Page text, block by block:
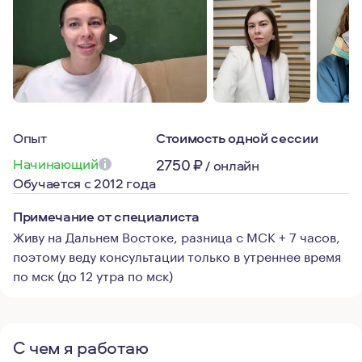
Опыт
Начинающий
Обучается с 2012 года
Стоимость одной сессии
2750₽/ онлайн
Примечание от специалиста
Живу на Дальнем Востоке, разница с МСК + 7 часов,
поэтому веду консультации только в утреннее время
по мск (до 12 утра по мск)
С чем я работаю